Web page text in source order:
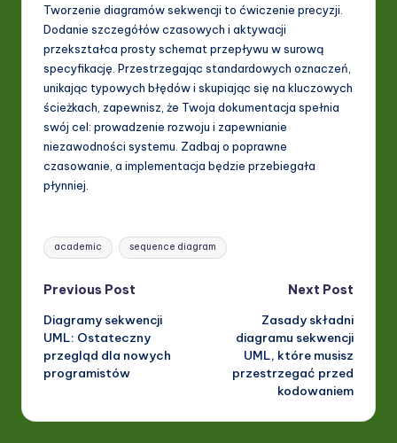
Tworzenie diagramów sekwencji to ćwiczenie precyzji.
Dodanie szczegółów czasowych i aktywacji
przekształca prosty schemat przepływu w surową
specyfikację. Przestrzegając standardowych oznaczeń,
unikając typowych błędów i skupiając się na kluczowych
ścieżkach, zapewnisz, że Twoja dokumentacja spełnia
swój cel: prowadzenie rozwoju i zapewnianie
niezawodności systemu. Zadbaj o poprawne
czasowanie, a implementacja będzie przebiegała
płynniej.
Tags:
academic sequence diagram
Post
navigation
Previous Post
Diagramy sekwencji
UML: Ostateczny
przegląd dla nowych
programistów
Next Post
Zasady składni
diagramu sekwencji
UML, które musisz
przestrzegać przed
kodowaniem